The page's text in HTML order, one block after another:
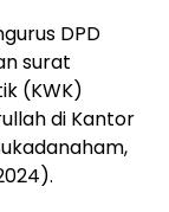
DPD
surat
(KWK)
di Kantor